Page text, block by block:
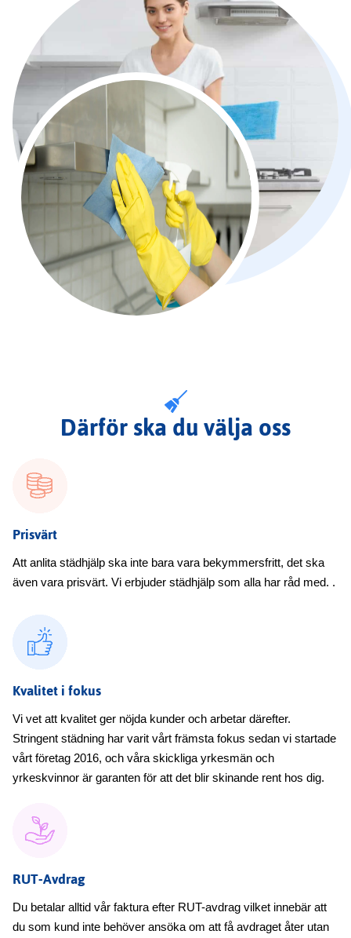
Därför ska du välja oss
Prisvärt
Att anlita städhjälp ska inte bara vara bekymmersfritt, det ska
även vara prisvärt. Vi erbjuder städhjälp som alla har råd med. .
Kvalitet i fokus
Vi vet att kvalitet ger nöjda kunder och arbetar därefter.
Stringent städning har varit vårt främsta fokus sedan vi startade
vårt företag 2016, och våra skickliga yrkesmän och
yrkeskvinnor är garanten för att det blir skinande rent hos dig.
RUT-Avdrag
Du betalar alltid vår faktura efter RUT-avdrag vilket innebär att
du som kund inte behöver ansöka om att få avdraget åter utan